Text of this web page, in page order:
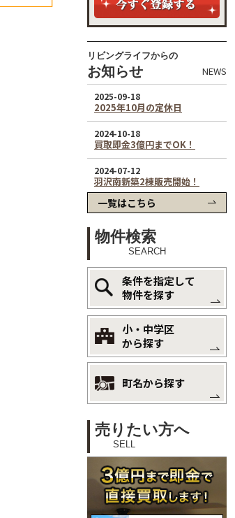
リビングライフからの
お知らせ NEWS
一覧はこちら
物件検索
SEARCH
条件を指定して
物件を探す
小・中学区
から探す
町名から探す
売りたい方へ
SELL